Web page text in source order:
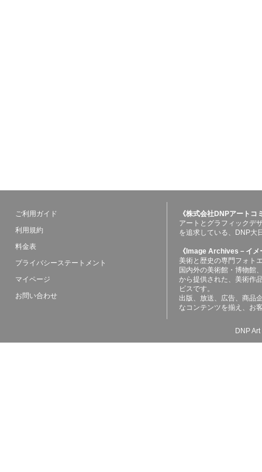
ご利用ガイド
利用規約
料金表
プライバシーステートメント
マイページ
お問い合わせ
《株式会社DNPアート
アートとグラフィックデ
を追求している、DNP大
《Image Archives－イ
美術と歴史の専門フォト
国内外の美術館・博物館
から提供された、美術作
ビスです。
出版、放送、広告、商品
なコンテンツを揃え、お
DNP